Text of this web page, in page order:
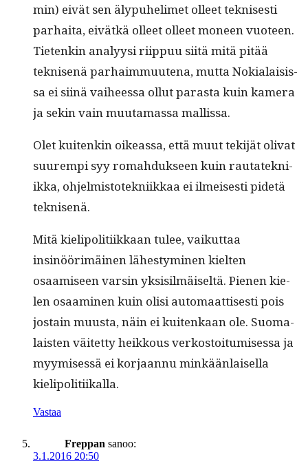
min) eivät sen äly­puhe­limet olleet teknis­es­ti
parhai­ta, eivätkä olleet olleet mon­een vuo­teen.
Tietenkin ana­lyysi riip­puu siitä mitä pitää
teknisenä parhaim­muute­na, mut­ta Nokialai­sis­
sa ei siinä vai­heessa ollut paras­ta kuin kam­era
ja sekin vain muu­ta­mas­sa mallissa.
Olet kuitenkin oike­as­sa, että muut tek­i­jät oli­vat
suurem­pi syy rom­ah­duk­seen kuin rautatekni­
ik­ka, ohjelmis­totekni­ikkaa ei ilmeis­es­ti pide­tä
teknisenä.
Mitä kielipoli­ti­ikkaan tulee, vaikut­taa
insinöörimäi­nen läh­estymi­nen kiel­ten
osaamiseen varsin yksisilmäiseltä. Pienen kie­
len osaami­nen kuin olisi automaat­tis­es­ti pois
jostain muus­ta, näin ei kuitenkaan ole. Suo­ma­
lais­ten väitet­ty heikkous verkos­toi­tu­mises­sa ja
myymisessä ei kor­jaan­nu minkään­laisel­la
kielipolitiikalla.
Vastaa
Freppan sanoo:
3.1.2016 20:50